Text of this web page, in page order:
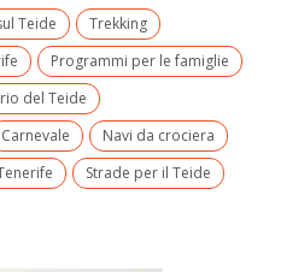
Teide
Trekking
Programmi per le famiglie
del Teide
Carnevale
Navi da crociera
Strade per il Teide